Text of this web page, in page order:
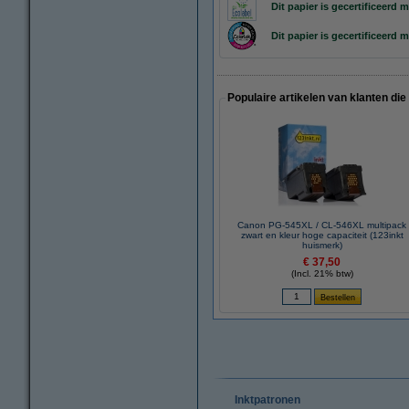
Dit papier is gecertificeerd
Dit papier is gecertificeerd
Populaire artikelen van klanten
Canon PG-545XL / CL-546XL multipack
zwart en kleur hoge capaciteit (123inkt
huismerk)
€ 37,50
(Incl. 21% btw)
Inktpatronen